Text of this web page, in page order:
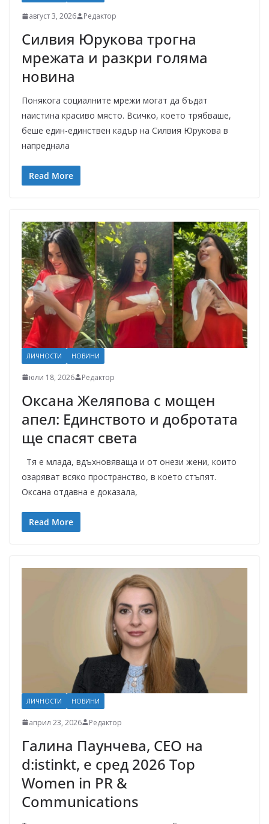
август 3, 2026 Редактор
Силвия Юрукова трогна
мрежата и разкри голяма
новина
Понякога социалните мрежи могат да бъдат
наистина красиво място. Всичко, което трябваше,
беше един-единствен кадър на Силвия Юрукова в
напреднала
Read More
ЛИЧНОСТИ НОВИНИ
юли 18, 2026 Редактор
Оксана Желяпова с мощен
апел: Единството и добротата
ще спасят света
Тя е млада, вдъхновяваща и от онези жени, които
озаряват всяко пространство, в което стъпят.
Оксана отдавна е доказала,
Read More
ЛИЧНОСТИ НОВИНИ
април 23, 2026 Редактор
Галина Паунчева, CEO на
d:istinkt, e сред 2026 Top
Women in PR &
Communications